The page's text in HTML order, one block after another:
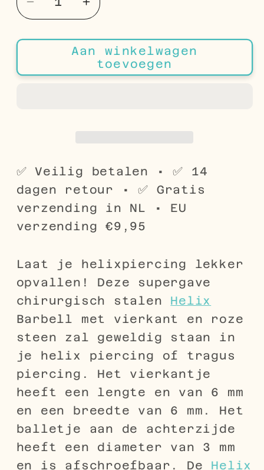
Aantal
verlagen
voor
Steentje
Aantal
verhogen
voor
Roze
Steentje
Aan winkelwagen
toevoegen
✅ Veilig betalen • ✅ 14
dagen retour • ✅ Gratis
verzending in NL • EU
verzending €9,95
Laat je helixpiercing lekker
opvallen! Deze supergave
chirurgisch stalen Helix
Barbell met vierkant en roze
steen zal geweldig staan in
je helix piercing of tragus
piercing. Het vierkantje
heeft een lengte en van 6 mm
en een breedte van 6 mm. Het
balletje aan de achterzijde
heeft een diameter van 3 mm
en is afschroefbaar. De Helix